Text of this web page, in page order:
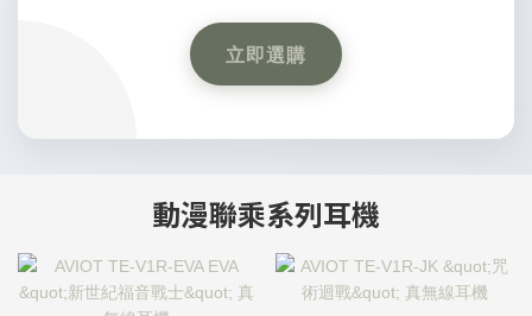
立即選購
動漫聯乘系列耳機